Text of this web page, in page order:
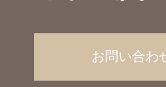
お問い合わ